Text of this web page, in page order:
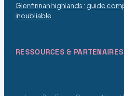
Glenfinnan highlands : guide
inoubliable
RESSOURCES & PARTENAIRES